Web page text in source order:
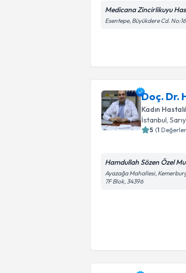
Medicana Zincirlikuyu
Esentepe, Büyükdere Cd.
Doç. Dr.
Kadın
İstanbul ,
5 (1
Hamdullah Sözen Özel
Ayazağa Mahallesi,
7F Blok, 34396